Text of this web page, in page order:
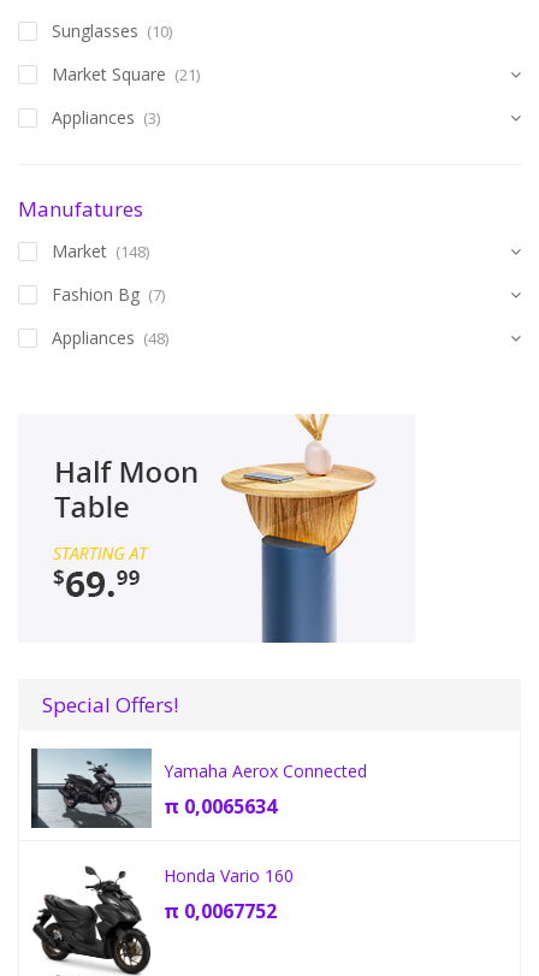
Sunglasses (10)
Market Square (21)
Appliances (3)
Manufatures
Market (148)
Fashion Bg (7)
Appliances (48)
Special Offers!
Yamaha Aerox Connected
π 0,0065634
Honda Vario 160
π 0,0067752